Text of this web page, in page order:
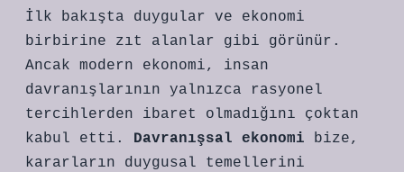
İlk bakışta duygular ve ekonomi
birbirine zıt alanlar gibi görünür.
Ancak modern ekonomi, insan
davranışlarının yalnızca rasyonel
tercihlerden ibaret olmadığını çoktan
kabul etti. Davranışsal ekonomi bize,
kararların duygusal temellerini